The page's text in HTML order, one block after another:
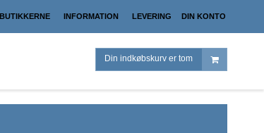
BUTIKKERNE INFORMATION LEVERING DIN KONTO
Din indkøbskurv er tom